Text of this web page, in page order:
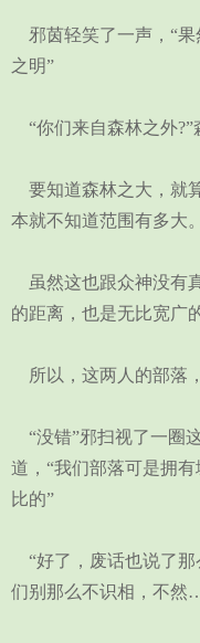
邪茵轻笑了一声，“果
之明”
“你们来自森林之外?”
要知道森林之大，就
本就不知道范围有多大。
虽然这也跟众神没有
的距离，也是无比宽广
所以，这两人的部落
“没错”邪扫视了一圈
道，“我们部落可是拥
比的”
“好了，废话也说了那
们别那么不识相，不